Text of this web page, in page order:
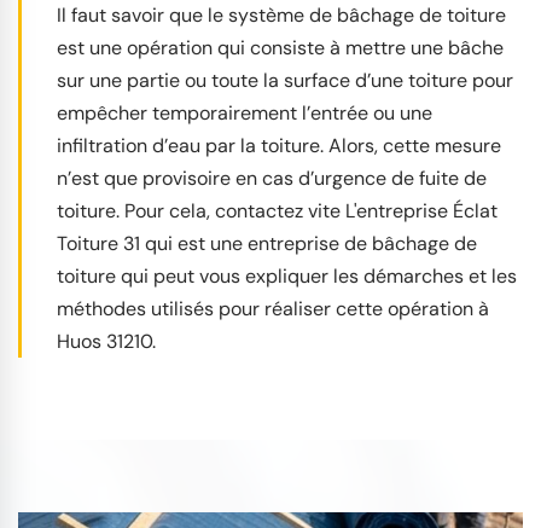
Il faut savoir que le système de bâchage de toiture
est une opération qui consiste à mettre une bâche
sur une partie ou toute la surface d’une toiture pour
empêcher temporairement l’entrée ou une
infiltration d’eau par la toiture. Alors, cette mesure
n’est que provisoire en cas d’urgence de fuite de
toiture. Pour cela, contactez vite L'entreprise Éclat
Toiture 31 qui est une entreprise de bâchage de
toiture qui peut vous expliquer les démarches et les
méthodes utilisés pour réaliser cette opération à
Huos 31210.